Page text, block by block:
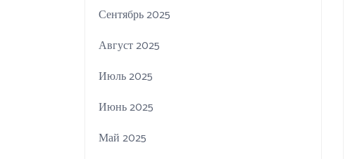
Сентябрь 2025
Август 2025
Июль 2025
Июнь 2025
Май 2025